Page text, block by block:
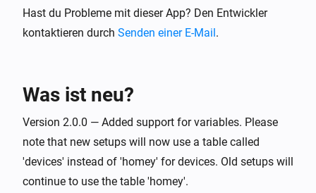
Within the Homey app for iOS/Android, navigate to
More (⋯) → Settings → TimescaleDB.
see every Number- and Boolean-type device capability
change automatically appear in your database.
Hast du Probleme mit dieser App? Den Entwickler
kontaktieren durch Senden einer E-Mail.
Was ist neu?
Version 2.0.0 — Added support for variables. Please
note that new setups will now use a table called
'devices' instead of 'homey' for devices. Old setups will
continue to use the table 'homey'.